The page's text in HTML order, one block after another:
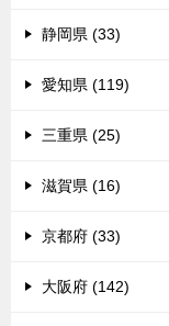
静岡県 (33)
愛知県 (119)
三重県 (25)
滋賀県 (16)
京都府 (33)
大阪府 (142)